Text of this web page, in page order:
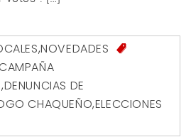
,NOVEDADES
,DENUNCIAS DE
CHAQUEÑO,ELECCIONES